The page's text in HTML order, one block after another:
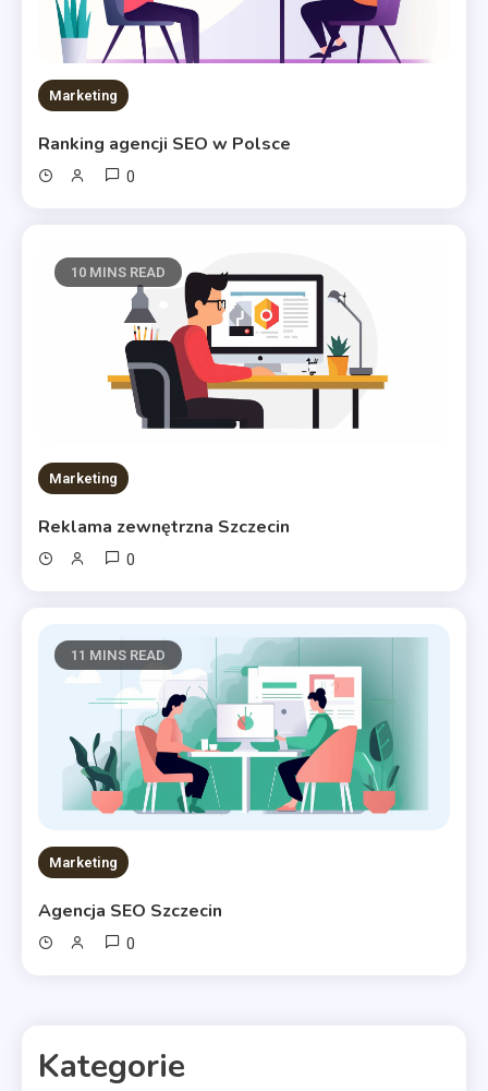
Marketing
Ranking agencji SEO w Polsce
0
10 MINS READ
Marketing
Reklama zewnętrzna Szczecin
0
11 MINS READ
Marketing
Agencja SEO Szczecin
0
Kategorie